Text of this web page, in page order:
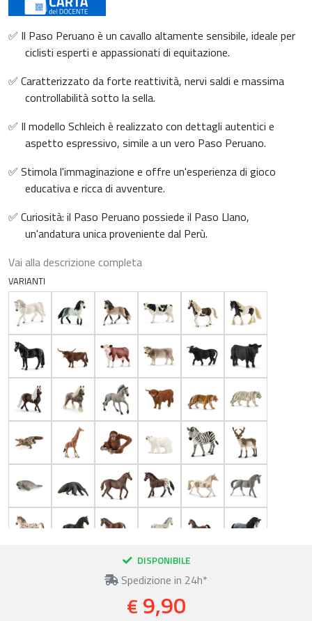
✅ Il Paso Peruano è un cavallo altamente sensibile, ideale per
ciclisti esperti e appassionati di equitazione.
✅ Caratterizzato da forte reattività, nervi saldi e massima
controllabilità sotto la sella.
✅ Il modello Schleich è realizzato con dettagli autentici e
aspetto espressivo, simile a un vero Paso Peruano.
✅ Stimola l'immaginazione e offre un'esperienza di gioco
educativa e ricca di avventure.
✅ Curiosità: il Paso Peruano possiede il Paso Llano,
un'andatura unica proveniente dal Perù.
Vai alla descrizione completa
VARIANTI
DISPONIBILE
Spedizione in 24h*
€ 9,90